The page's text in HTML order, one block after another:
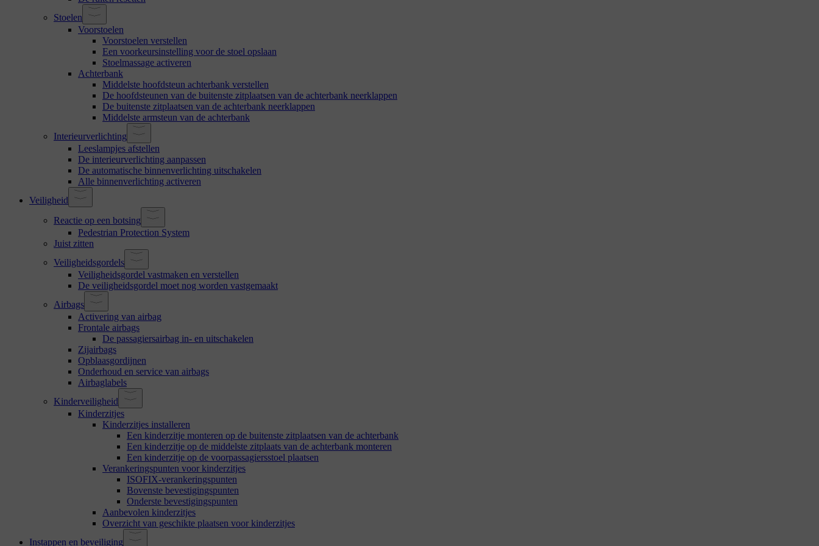
Stoelen
Voorstoelen
Voorstoelen verstellen
Een voorkeursinstelling voor de stoel opslaan
Stoelmassage activeren
Achterbank
Middelste hoofdsteun achterbank verstellen
De hoofdsteunen van de buitenste zitplaatsen van de achterbank neerklappen
De buitenste zitplaatsen van de achterbank neerklappen
Middelste armsteun van de achterbank
Interieurverlichting
Leeslampjes afstellen
De interieurverlichting aanpassen
De automatische binnenverlichting uitschakelen
Alle binnenverlichting activeren
Veiligheid
Reactie op een botsing
Pedestrian Protection System
Juist zitten
Veiligheidsgordels
Veiligheidsgordel vastmaken en verstellen
De veiligheidsgordel moet nog worden vastgemaakt
Airbags
Activering van airbag
Frontale airbags
De passagiersairbag in- en uitschakelen
Zijairbags
Opblaasgordijnen
Onderhoud en service van airbags
Airbaglabels
Kinderveiligheid
Kinderzitjes
Kinderzitjes installeren
Een kinderzitje monteren op de buitenste zitplaatsen van de achterbank
Een kinderzitje op de middelste zitplaats van de achterbank monteren
Een kinderzitje op de voorpassagiersstoel plaatsen
Verankeringspunten voor kinderzitjes
ISOFIX-verankeringspunten
Bovenste bevestigingspunten
Onderste bevestigingspunten
Aanbevolen kinderzitjes
Overzicht van geschikte plaatsen voor kinderzitjes
Instappen en beveiliging